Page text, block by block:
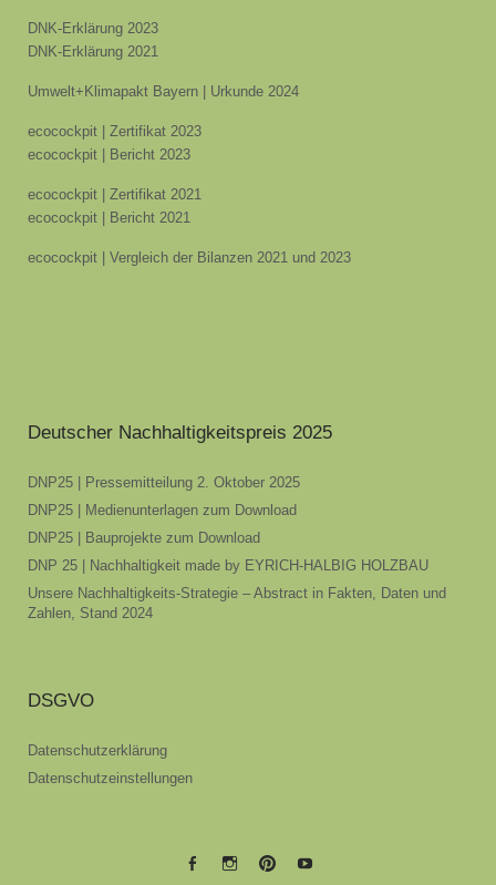
DNK-Erklärung 2023
DNK-Erklärung 2021
Umwelt+Klimapakt Bayern | Urkunde 2024
ecocockpit | Zertifikat 2023
ecocockpit | Bericht 2023
ecocockpit | Zertifikat 2021
ecocockpit | Bericht 2021
ecocockpit | Vergleich der Bilanzen 2021 und 2023
Deutscher Nachhaltigkeitspreis 2025
DNP25 | Pressemitteilung 2. Oktober 2025
DNP25 | Medienunterlagen zum Download
DNP25 | Bauprojekte zum Download
DNP 25 | Nachhaltigkeit made by EYRICH-HALBIG HOLZBAU
Unsere Nachhaltigkeits-Strategie – Abstract in Fakten, Daten und
Zahlen, Stand 2024
DSGVO
Datenschutzerklärung
Datenschutzeinstellungen